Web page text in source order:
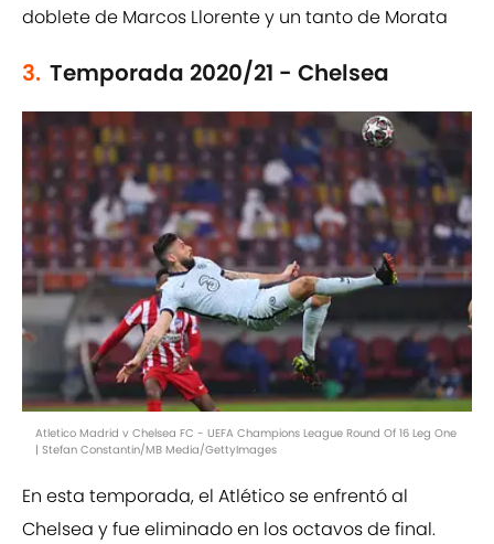
doblete de Marcos Llorente y un tanto de Morata
3. Temporada 2020/21 - Chelsea
Atletico Madrid v Chelsea FC - UEFA Champions League Round Of 16 Leg One
| Stefan Constantin/MB Media/GettyImages
En esta temporada, el Atlético se enfrentó al
Chelsea y fue eliminado en los octavos de final.